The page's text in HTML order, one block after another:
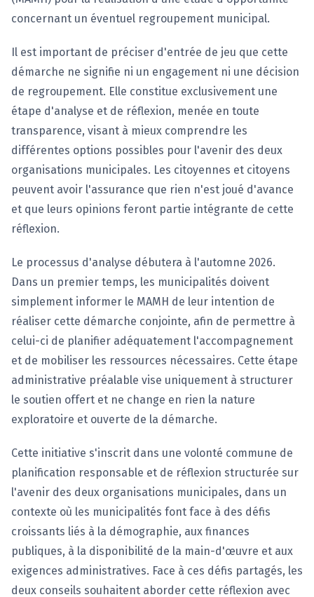
concernant un éventuel regroupement municipal.
Il est important de préciser d'entrée de jeu que cette
démarche ne signifie ni un engagement ni une décision
de regroupement. Elle constitue exclusivement une
étape d'analyse et de réflexion, menée en toute
transparence, visant à mieux comprendre les
différentes options possibles pour l'avenir des deux
organisations municipales. Les citoyennes et citoyens
peuvent avoir l'assurance que rien n'est joué d'avance
et que leurs opinions feront partie intégrante de cette
réflexion.
Le processus d'analyse débutera à l'automne 2026.
Dans un premier temps, les municipalités doivent
simplement informer le MAMH de leur intention de
réaliser cette démarche conjointe, afin de permettre à
celui-ci de planifier adéquatement l'accompagnement
et de mobiliser les ressources nécessaires. Cette étape
administrative préalable vise uniquement à structurer
le soutien offert et ne change en rien la nature
exploratoire et ouverte de la démarche.
Cette initiative s'inscrit dans une volonté commune de
planification responsable et de réflexion structurée sur
l'avenir des deux organisations municipales, dans un
contexte où les municipalités font face à des défis
croissants liés à la démographie, aux finances
publiques, à la disponibilité de la main-d'œuvre et aux
exigences administratives. Face à ces défis partagés, les
deux conseils souhaitent aborder cette réflexion avec